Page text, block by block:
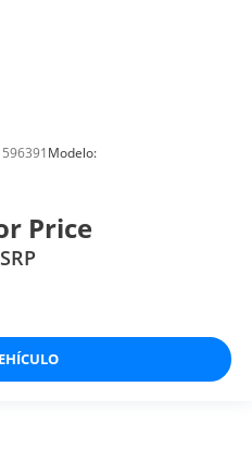
596391Modelo:
Price